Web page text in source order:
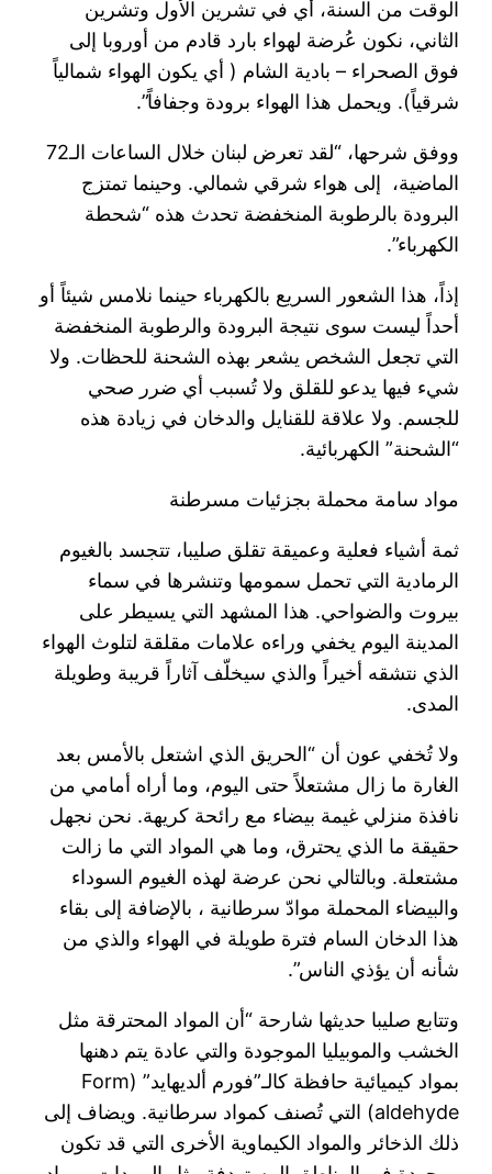
الوقت من السنة، أي في تشرين الأول وتشرين
الثاني، نكون عُرضة لهواء بارد قادم من أوروبا إلى
فوق الصحراء – بادية الشام ( أي يكون الهواء شمالياً
شرقياً). ويحمل هذا الهواء برودة وجفافاً”.
ووفق شرحها، “لقد تعرض لبنان خلال الساعات الـ72
الماضية، إلى هواء شرقي شمالي. وحينما تمتزج
البرودة بالرطوبة المنخفضة تحدث هذه “شحطة
الكهرباء”.
إذاً، هذا الشعور السريع بالكهرباء حينما نلامس شيئاً أو
أحداً ليست سوى نتيجة البرودة والرطوبة المنخفضة
التي تجعل الشخص يشعر بهذه الشحنة للحظات. ولا
شيء فيها يدعو للقلق ولا تُسبب أي ضرر صحي
للجسم. ولا علاقة للقنايل والدخان في زيادة هذه
“الشحنة” الكهربائية.
مواد سامة محملة بجزئيات مسرطنة
ثمة أشياء فعلية وعميقة تقلق صليبا، تتجسد بالغيوم
الرمادية التي تحمل سمومها وتنشرها في سماء
بيروت والضواحي. هذا المشهد التي يسيطر على
المدينة اليوم يخفي وراءه علامات مقلقة لتلوث الهواء
الذي نتشقه أخيراً والذي سيخلّف آثاراً قريبة وطويلة
المدى.
ولا تُخفي عون أن “الحريق الذي اشتعل بالأمس بعد
الغارة ما زال مشتعلاً حتى اليوم، وما أراه أمامي من
نافذة منزلي غيمة بيضاء مع رائحة كريهة. نحن نجهل
حقيقة ما الذي يحترق، وما هي المواد التي ما زالت
مشتعلة. وبالتالي نحن عرضة لهذه الغيوم السوداء
والبيضاء المحملة موادّ سرطانية ، بالإضافة إلى بقاء
هذا الدخان السام فترة طويلة في الهواء والذي من
شأنه أن يؤذي الناس”.
وتتابع صليبا حديثها شارحة “أن المواد المحترقة مثل
الخشب والموبيليا الموجودة والتي عادة يتم دهنها
بمواد كيميائية حافظة كالـ”فورم ألديهايد” (Form
aldehyde) التي تُصنف كمواد سرطانية. ويضاف إلى
ذلك الذخائر والمواد الكيماوية الأخرى التي قد تكون